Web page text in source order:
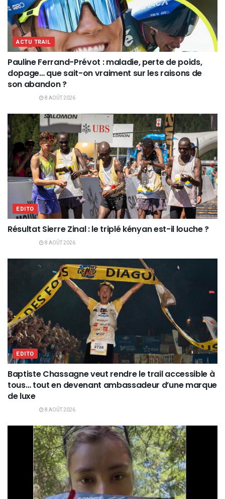
ACTU TRAIL
Pauline Ferrand-Prévot : maladie, perte de poids,
dopage… que sait-on vraiment sur les raisons de
son abandon ?
8 AOÛT 2026
EDITO
Résultat Sierre Zinal : le triplé kényan est-il louche ?
8 AOÛT 2026
EDITO
Baptiste Chassagne veut rendre le trail accessible à
tous… tout en devenant ambassadeur d’une marque
de luxe
8 AOÛT 2026